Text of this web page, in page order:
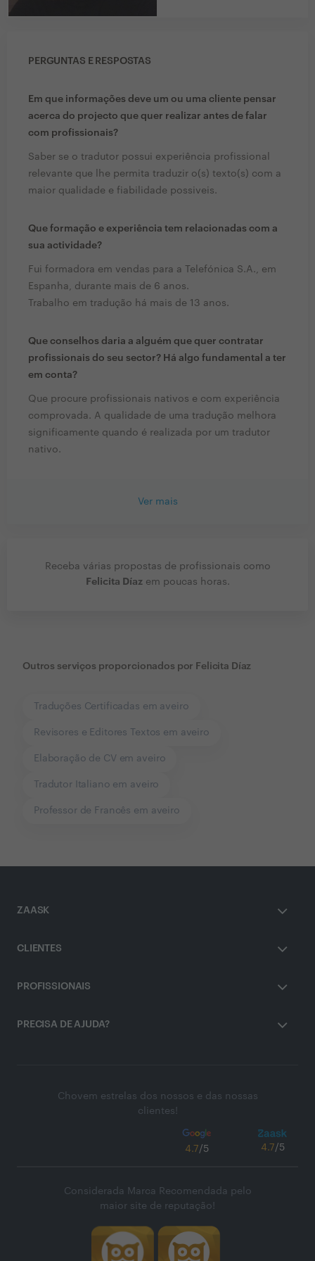
PERGUNTAS E RESPOSTAS
Em que informações deve um ou uma cliente pensar
acerca do projecto que quer realizar antes de falar
com profissionais?
Saber se o tradutor possui experiência profissional
relevante que lhe permita traduzir o(s) texto(s) com a
maior qualidade e fiabilidade possiveis.
Que formação e experiência tem relacionadas com a
sua actividade?
Fui formadora em vendas para a Telefónica S.A., em
Espanha, durante mais de 6 anos.
Trabalho em tradução há mais de 13 anos.
Que conselhos daria a alguém que quer contratar
profissionais do seu sector? Há algo fundamental a ter
em conta?
Que procure profissionais nativos e com experiência
comprovada. A qualidade de uma tradução melhora
significamente quando é realizada por um tradutor
nativo.
Ver mais
Receba várias propostas de profissionais como
Felicita Díazem poucas horas.
Outros serviços proporcionados por Felicita Díaz
Traduções Certificadas em aveiro
Revisores e Editores Textos em aveiro
Elaboração de CV em aveiro
Tradutor Italiano em aveiro
Professor de Francês em aveiro
ZAASK
CLIENTES
PROFISSIONAIS
PRECISA DE AJUDA?
Chovem estrelas dos nossos e das nossas
clientes!
4.7/5 4.7/5
Considerada Marca Recomendada pelo
maior site de reputação!